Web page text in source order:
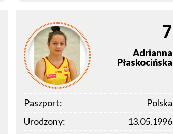
7
Adrianna
Płaskocińska
Paszport:
Polska
Urodzony:
13.05.1996